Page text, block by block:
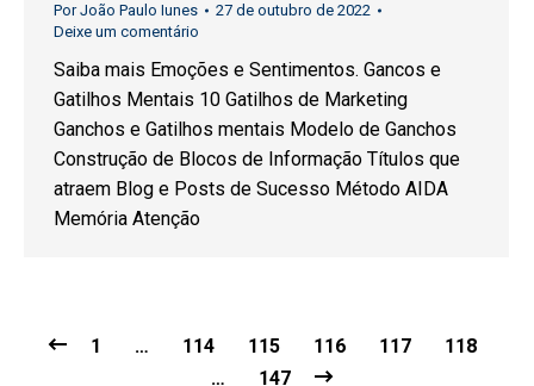
PorJoão Paulo Iunes
27 de outubro de 2022
Deixe um comentário
Saiba mais Emoções e Sentimentos. Gancos e
Gatilhos Mentais 10 Gatilhos de Marketing
Ganchos e Gatilhos mentais Modelo de Ganchos
Construção de Blocos de Informação Títulos que
atraem Blog e Posts de Sucesso Método AIDA
Memória Atenção
1 … 114 115 116 117
118
…
147